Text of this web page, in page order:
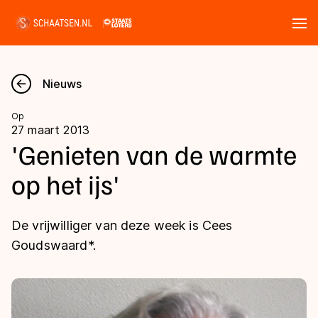
Nieuws
Kalender
Disciplines
Langebaan
Inlineskaten
Uitslagen
Shorttrack
Marathon
Tijden & historie
Ranglijsten Langebaan
Nieuws
Op
27 maart 2013
'Genieten van de warmte
op het ijs'
De vrijwilliger van deze week is Cees
Goudswaard*.